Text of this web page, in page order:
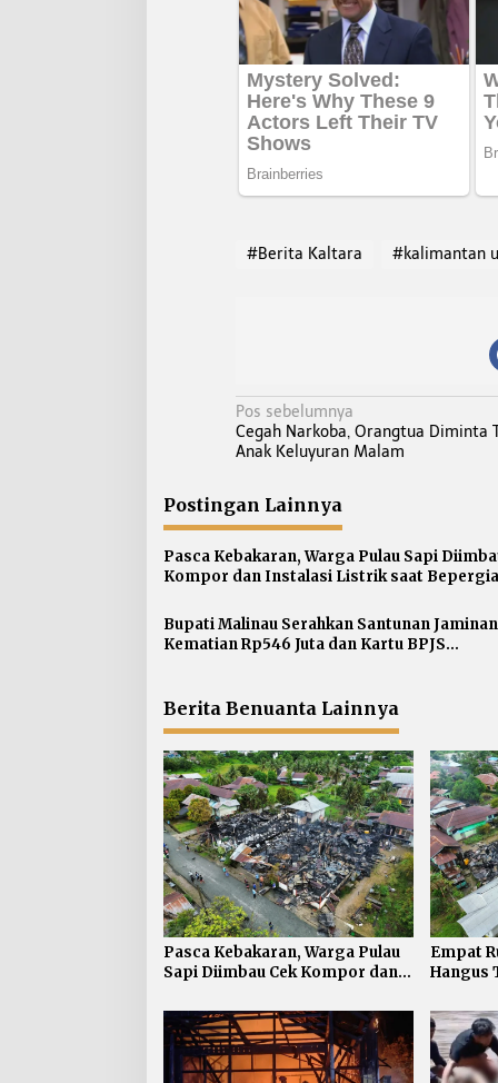
#Berita Kaltara #kalimantan
N
a
i
g
a
s
p
o
Pos sebelumnya
Cegah Narkoba, Orangtua Diminta
Anak Keluyuran Malam
Postingan Lainnya
Pasca Kebakaran, Warga Pulau Sapi
Kompor dan Instalasi Listrik saat
Bupati Malinau Serahkan Santunan Jaminan
Kematian Rp546 Juta dan Kartu BPJS
Berita Benuanta Lainnya
Pasca Kebakaran, Warga Pulau
Sapi Diimbau Cek Kompor dan
Empat
Hangus